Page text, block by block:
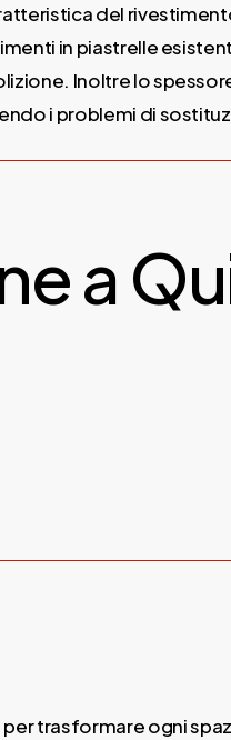
del
in piastrelle
Inoltre lo
i problemi di
a
trasformare ogni